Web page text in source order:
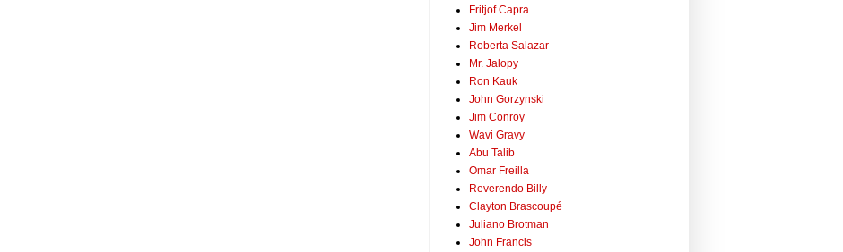
Fritjof Capra
Jim Merkel
Roberta Salazar
Mr. Jalopy
Ron Kauk
John Gorzynski
Jim Conroy
Wavi Gravy
Abu Talib
Omar Freilla
Reverendo Billy
Clayton Brascoupé
Juliano Brotman
John Francis